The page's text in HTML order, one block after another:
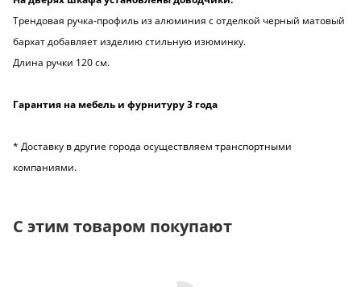
Трендовая ручка-профиль из алюминия с отделкой черный матовый
бархат добавляет изделию стильную изюминку.
Длина ручки 120 см.
Гарантия на мебель и фурнитуру 3 года
* Доставку в другие города осуществляем транспортными
компаниями.
С этим товаром покупают